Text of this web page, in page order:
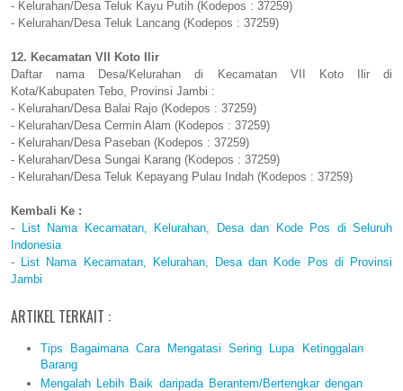
- Kelurahan/Desa Teluk Kayu Putih (Kodepos : 37259)
- Kelurahan/Desa Teluk Lancang (Kodepos : 37259)
12. Kecamatan VII Koto Ilir
Daftar nama Desa/Kelurahan di Kecamatan VII Koto Ilir di
Kota/Kabupaten Tebo, Provinsi Jambi :
- Kelurahan/Desa Balai Rajo (Kodepos : 37259)
- Kelurahan/Desa Cermin Alam (Kodepos : 37259)
- Kelurahan/Desa Paseban (Kodepos : 37259)
- Kelurahan/Desa Sungai Karang (Kodepos : 37259)
- Kelurahan/Desa Teluk Kepayang Pulau Indah (Kodepos : 37259)
Kembali Ke :
-
List Nama Kecamatan, Kelurahan, Desa dan Kode Pos di Seluruh
Indonesia
- List Nama Kecamatan, Kelurahan, Desa dan Kode Pos di Provinsi
Jambi
ARTIKEL TERKAIT :
Tips Bagaimana Cara Mengatasi Sering Lupa Ketinggalan
Barang
Mengalah Lebih Baik daripada Berantem/Bertengkar dengan